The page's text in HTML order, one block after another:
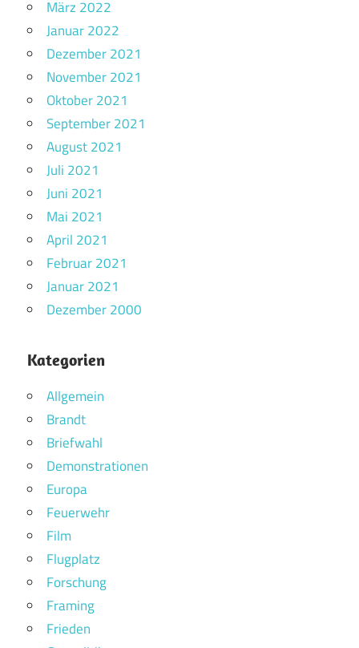
März 2022
Januar 2022
Dezember 2021
November 2021
Oktober 2021
September 2021
August 2021
Juli 2021
Juni 2021
Mai 2021
April 2021
Februar 2021
Januar 2021
Dezember 2000
Kategorien
Allgemein
Brandt
Briefwahl
Demonstrationen
Europa
Feuerwehr
Film
Flugplatz
Forschung
Framing
Frieden